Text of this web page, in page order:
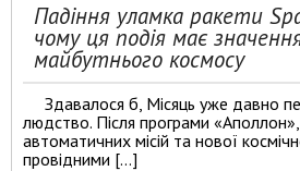
Падіння уламка ракети
чому ця подія має
майбутнього космосу
Здавалося б, Місяць уже давно
людство. Після програми
автоматичних місій та нової
провідними […]